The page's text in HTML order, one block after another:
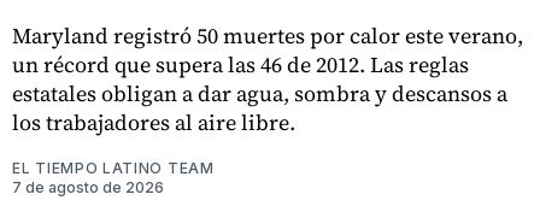
Maryland registró 50 muertes por calor este verano,
un récord que supera las 46 de 2012. Las reglas
estatales obligan a dar agua, sombra y descansos a
los trabajadores al aire libre.
EL TIEMPO LATINO TEAM
7 de agosto de 2026